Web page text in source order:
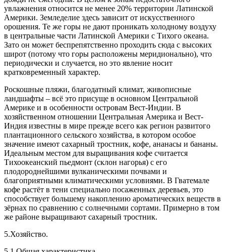
увлажнения относится не менее 20% территории Латинской
Америки. Земледелие здесь зависит от искусственного
орошения. Те же горы не дают проникать холодному воздуху
в центральные части Латинской Америки с Тихого океана.
Зато он может беспрепятственно проходить сюда с высоких
широт (потому что горы расположены меридионально), что
периодически и случается, но это явление носит
кратковременный характер.
Роскошные пляжи, благодатный климат, живописные
ландшафты – всё это присуще в основном Центральной
Америке и в особенности островам Вест-Индии. В
хозяйственном отношении Центральная Америка и Вест-
Индия известны в мире прежде всего как регион развитого
плантационного сельского хозяйства, в котором особое
значение имеют сахарный тростник, кофе, ананасы и бананы.
Идеальным местом для выращивания кофе считается
Тихоокеанский пьедмонт (склон нагорья) с его
плодороднейшими вулканическими почвами и
благоприятными климатическими условиями. В Гватемале
кофе растёт в тени специально посаженных деревьев, это
способствует большему накоплению ароматических веществ в
зёрнах по сравнению с солнечными сортами. Примерно в том
же районе выращивают сахарный тростник.
5.Хозяйство.